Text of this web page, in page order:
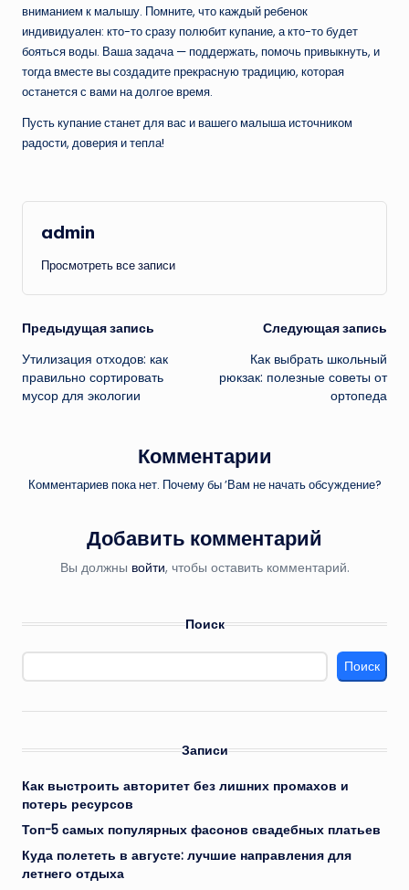
вниманием к малышу. Помните, что каждый ребенок
индивидуален: кто-то сразу полюбит купание, а кто-то будет
бояться воды. Ваша задача — поддержать, помочь привыкнуть, и
тогда вместе вы создадите прекрасную традицию, которая
останется с вами на долгое время.
Пусть купание станет для вас и вашего малыша источником
радости, доверия и тепла!
admin
Просмотреть все записи
Навигация
записи
Предыдущая запись
Утилизация отходов: как
правильно сортировать
мусор для экологии
Следующая запись
Как выбрать школьный
рюкзак: полезные советы от
ортопеда
Комментарии
Комментариев пока нет. Почему бы ’Вам не начать обсуждение?
Добавить комментарий
Вы должны войти, чтобы оставить комментарий.
Поиск
Поиск
Записи
Как выстроить авторитет без лишних промахов и
потерь ресурсов
Топ-5 самых популярных фасонов свадебных платьев
Куда полететь в августе: лучшие направления для
летнего отдыха